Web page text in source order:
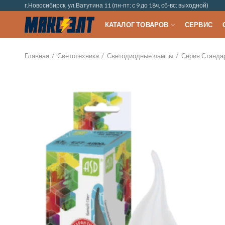
г.Новосибирск, ул.Ватутина 11 (пн-пт: с 9 до 18ч, сб-вс: выходной)
КАТАЛОГ ТОВАРОВ СЕРВИС
Главная Светотехника Светодиодные лампы Серия